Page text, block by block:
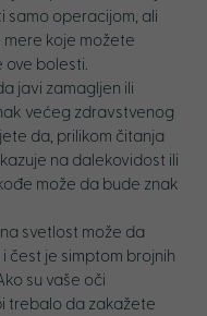
samo operacijom, ali
mere koje možete
ove bolesti.
javi zamagljen ili
većeg zdravstvenog
da, prilikom čitanja
na dalekovidost ili
može da bude znak
svetlost može da
čest je simptom brojnih
su vaše oči
trebalo da zakažete